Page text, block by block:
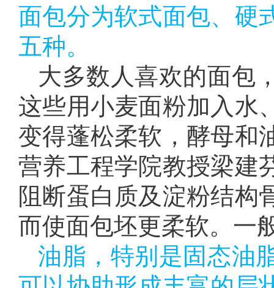
面包分为软式面包、硬
五种。
大多数人喜欢的面包
这些用小麦面粉加入水
变得蓬松柔软，酵母和
营养工程学院教授梁建
阻断蛋白质及淀粉结构
而使面包坯更柔软。一
油脂，特别是固态油